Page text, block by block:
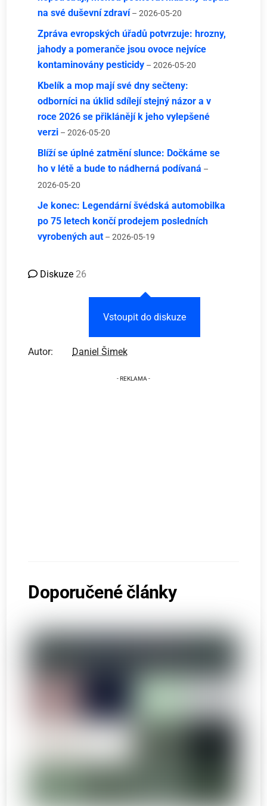
na své duševní zdraví – 2026-05-20
Zpráva evropských úřadů potvrzuje: hrozny,
jahody a pomeranče jsou ovoce nejvíce
kontaminovány pesticidy – 2026-05-20
Kbelík a mop mají své dny sečteny:
odborníci na úklid sdílejí stejný názor a v
roce 2026 se přiklánějí k jeho vylepšené
verzi – 2026-05-20
Blíží se úplné zatmění slunce: Dočkáme se
ho v létě a bude to nádherná podívaná –
2026-05-20
Je konec: Legendární švédská automobilka
po 75 letech končí prodejem posledních
vyrobených aut – 2026-05-19
Diskuze26
Vstoupit do diskuze
Autor: Daniel Šimek
Doporučené články